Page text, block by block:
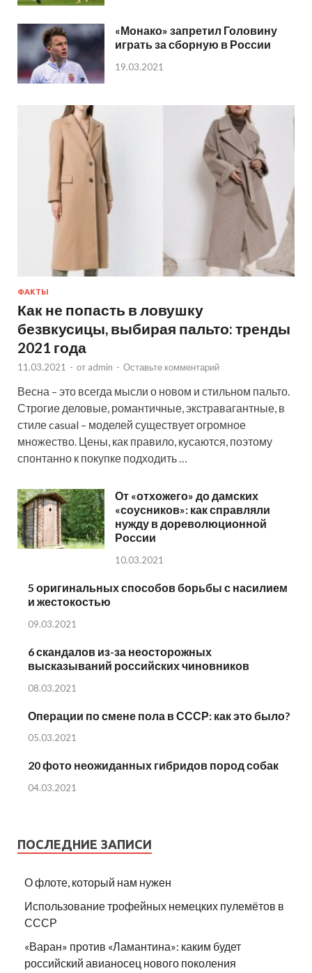
«Монако» запретил Головину
играть за сборную в России
19.03.2021
ФАКТЫ
Как не попасть в ловушку
безвкусицы, выбирая пальто: тренды
2021 года
11.03.2021 - от admin - Оставьте комментарий
Весна – это всегда мысли о новом и стильном пальто.
Строгие деловые, романтичные, экстравагантные, в
стиле casual – моделей существует огромное
множество. Цены, как правило, кусаются, поэтому
спонтанно к покупке подходить …
От «отхожего» до дамских
«соусников»: как справляли
нужду в дореволюционной
России
10.03.2021
5 оригинальных способов борьбы с насилием
и жестокостью
09.03.2021
6 скандалов из-за неосторожных
высказываний российских чиновников
08.03.2021
Операции по смене пола в СССР: как это было?
05.03.2021
20 фото неожиданных гибридов пород собак
04.03.2021
ПОСЛЕДНИЕ ЗАПИСИ
О флоте, который нам нужен
Использование трофейных немецких пулемётов в
СССР
«Варан» против «Ламантина»: каким будет
российский авианосец нового поколения